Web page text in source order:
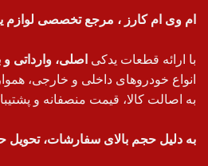
ام وی ام کارز ، مرجع تخصصی لوازم
با ارائه قطعات یدکی اصلی، وارداتی
انواع خودروهای داخلی و خارجی،
به اصالت کالا، قیمت منصفانه و
به دلیل حجم بالای سفارشات، تحویل